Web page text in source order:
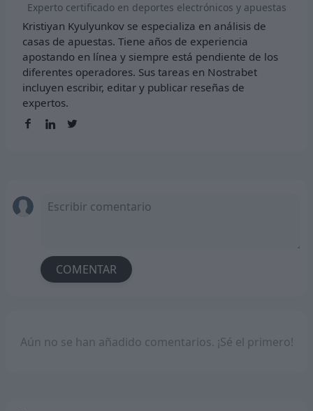
Experto certificado en deportes electrónicos y apuestas
Kristiyan Kyulyunkov se especializa en análisis de
casas de apuestas. Tiene años de experiencia
apostando en línea y siempre está pendiente de los
diferentes operadores. Sus tareas en Nostrabet
incluyen escribir, editar y publicar reseñas de
expertos.
COMENTAR
Aún no se han añadido comentarios. ¡Sé el primero!